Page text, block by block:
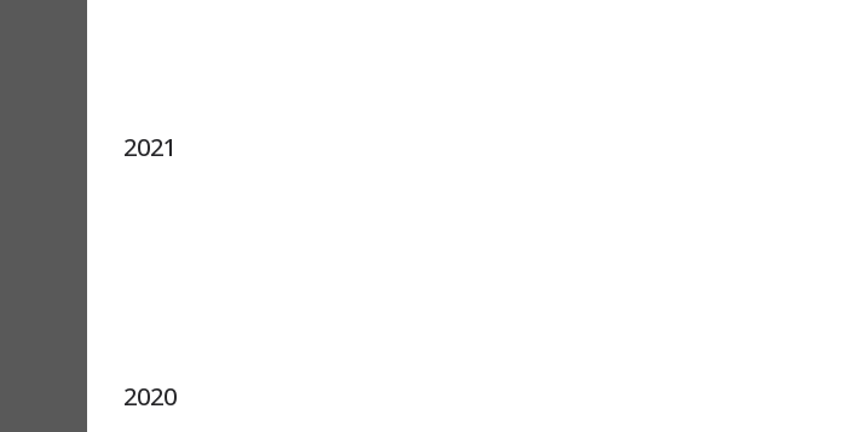
2021
2020